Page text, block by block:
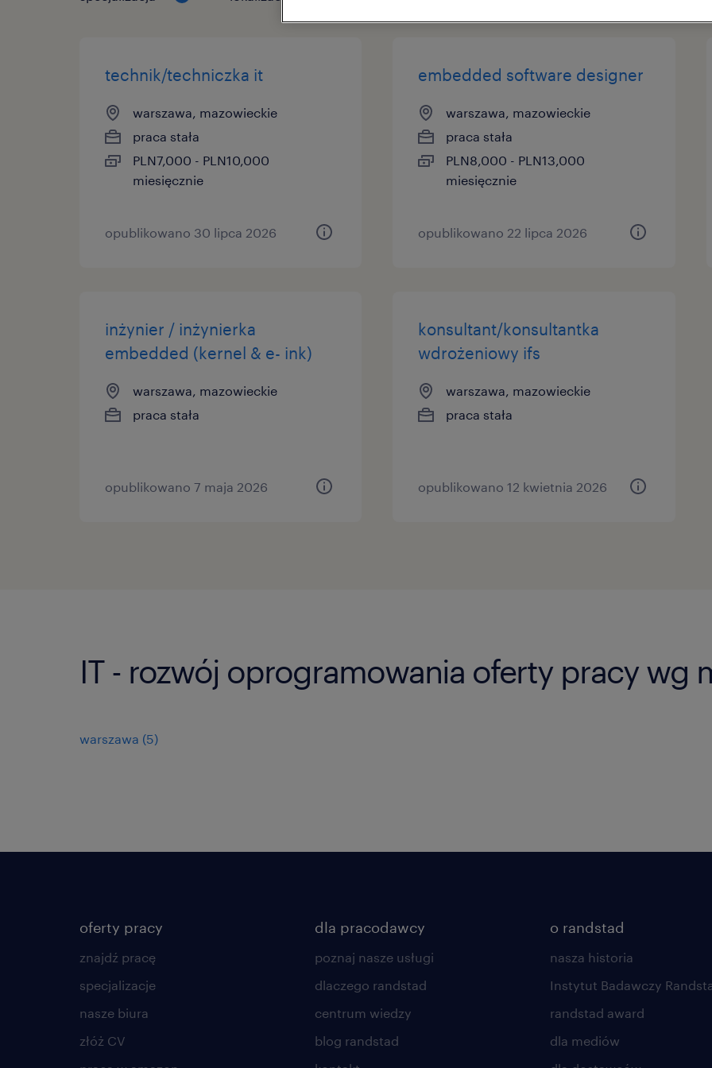
technik/techniczka it
warszawa, mazowieckie
praca stała
PLN7,000 - PLN10,000
miesięcznie
opublikowano 30 lipca 2026
embedded software designer
warszawa, mazowieckie
praca stała
PLN8,000 - PLN13,000
miesięcznie
opublikowano 22 lipca 2026
inżynier / inżynierka
embedded (kernel & e- ink)
warszawa, mazowieckie
praca stała
opublikowano 7 maja 2026
konsultant/konsultantka
wdrożeniowy ifs
warszawa, mazowieckie
praca stała
opublikowano 12 kwietnia 2026
IT - rozwój oprogramowania oferty pracy wg
warszawa (5)
oferty pracy
znajdź pracę
specjalizacje
nasze biura
złóż CV
dla pracodawcy
poznaj nasze usługi
dlaczego randstad
centrum wiedzy
blog randstad
o randstad
nasza historia
Instytut Badawczy
randstad award
dla mediów